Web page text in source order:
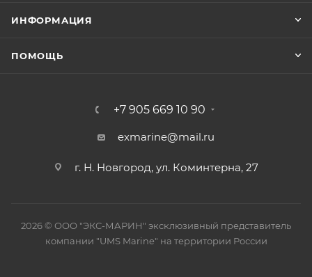
ИНФОРМАЦИЯ
ПОМОЩЬ
+7 905 669 10 90
exmarine@mail.ru
г. Н. Новгород, ул. Коминтерна, 27
2026 © ООО "ЭКС-МАРИН" эксклюзивный представитель
компании "UMS Marine" на территории России